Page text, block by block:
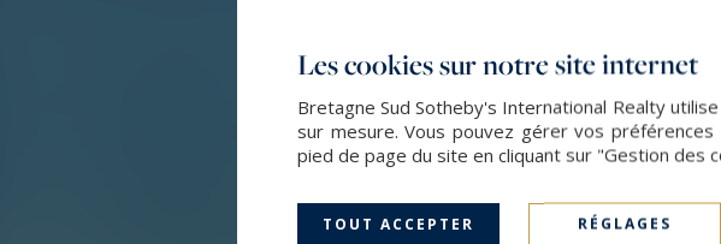
Les cookies sur notre site internet
Bretagne Sud Sotheby's International Realty
sur mesure. Vous pouvez gérer vos
pied de page du site en cliquant sur "Gestion des
TOUT ACCEPTER RÉGLAGES